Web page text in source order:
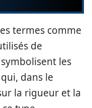
termes comme
de
les
dans le
la rigueur et la